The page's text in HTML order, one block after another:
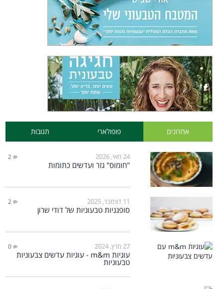
אחרונים פופולארי תגובות
24 מאי, 2026 2
"חומוס" גזר ועדשים כתומות
11 דצמבר, 2025 2
סופגניות טבעוניות של דודי שרון
27 מרץ, 2024 0
עוגיות m&m - עוגיות עדשים צבעוניות
טבעוניות